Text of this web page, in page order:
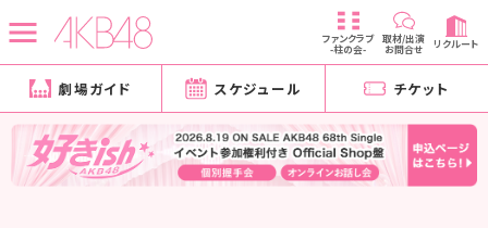
ファンクラブ
-柱の会-
取材/出演
お問合せ リクルート
劇場ガイド スケジュール チケット